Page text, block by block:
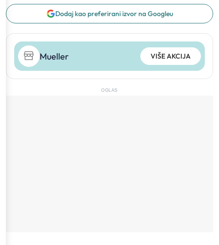
Dodaj kao preferirani izvor na Googleu
Mueller VIŠE AKCIJA
OGLAS